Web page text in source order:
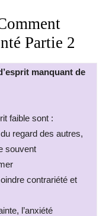
Partie 2
manquant de
faible sont :
regard des autres,
souvent
contrariété et
l’anxiété